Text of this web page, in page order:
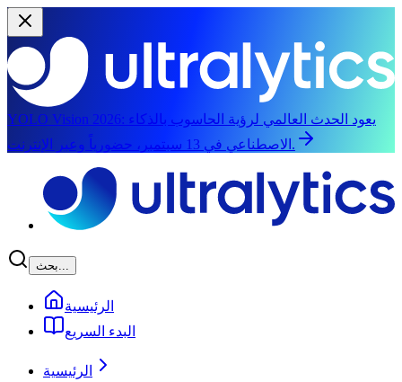
YOLO Vision 2026: يعود الحدث العالمي لرؤية الحاسوب بالذكاء
الاصطناعي في 13 سبتمبر، حضورياً وعبر الإنترنت.
بحث...
الرئيسية
البدء السريع
الرئيسية